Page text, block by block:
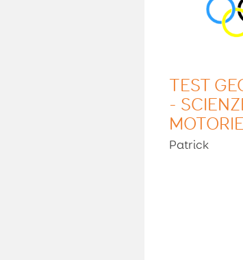
TEST
-
MOTORIE
Patrick